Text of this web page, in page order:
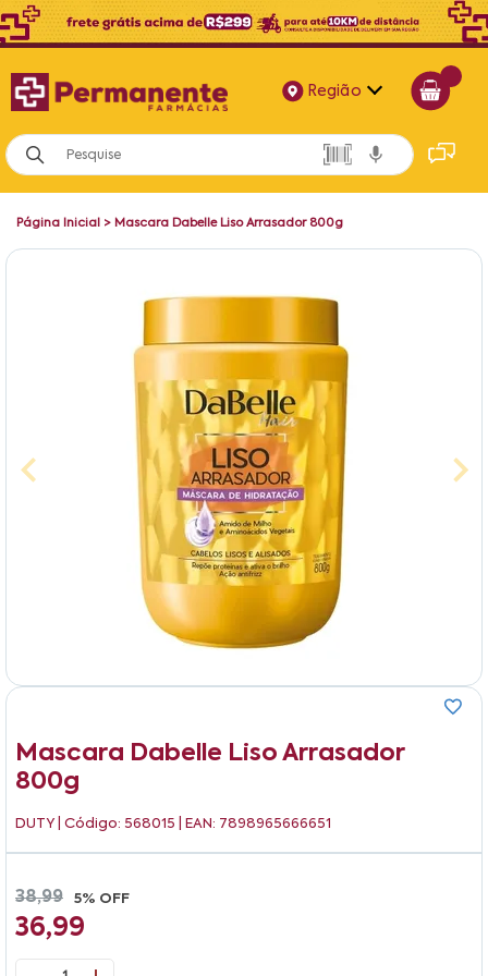
Região
Alagoas
Bahia
Página Inicial > Mascara Dabelle Liso Arrasador 800g
Mascara Dabelle Liso Arrasador
800g
DUTY | Código: 568015 | EAN: 7898965666651
38,99 5% OFF
36,99